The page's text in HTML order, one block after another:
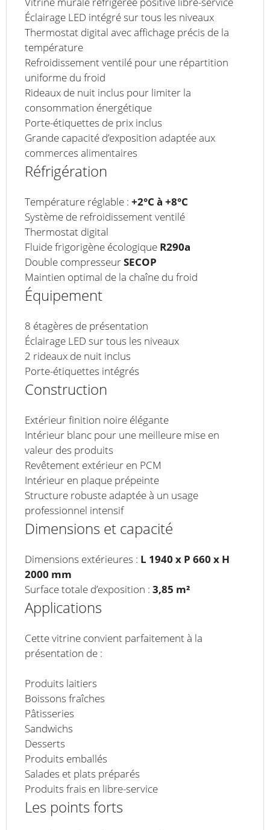
Éclairage LED intégré sur tous les niveaux
Thermostat digital avec affichage précis de la
température
Refroidissement ventilé pour une répartition
uniforme du froid
Rideaux de nuit inclus pour limiter la
consommation énergétique
Porte-étiquettes de prix inclus
Grande capacité d’exposition adaptée aux
commerces alimentaires
Réfrigération
Température réglable : +2°C à +8°C
Système de refroidissement ventilé
Thermostat digital
Fluide frigorigène écologique R290a
Double compresseurSECOP
Maintien optimal de la chaîne du froid
Équipement
8 étagères de présentation
Éclairage LED sur tous les niveaux
2 rideaux de nuit inclus
Porte-étiquettes intégrés
Construction
Extérieur finition noire élégante
Intérieur blanc pour une meilleure mise en
valeur des produits
Revêtement extérieur en PCM
Intérieur en plaque prépeinte
Structure robuste adaptée à un usage
professionnel intensif
Dimensions et capacité
Dimensions extérieures : L 1940 x P 660 x H
2000 mm
Surface totale d’exposition : 3,85 m²
Applications
Cette vitrine convient parfaitement à la
présentation de :
Produits laitiers
Boissons fraîches
Pâtisseries
Sandwichs
Desserts
Produits emballés
Salades et plats préparés
Produits frais en libre-service
Les points forts